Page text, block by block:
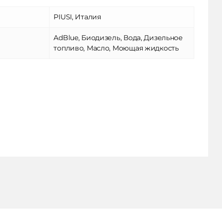
PIUSI, Италия
AdBlue, Биодизель, Вода, Дизельное
топливо, Масло, Моющая жидкость